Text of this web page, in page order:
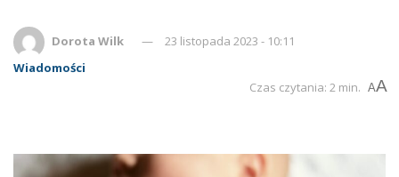
Dorota Wilk
23 listopada 2023 - 10:11
Wiadomości
Czas czytania: 2 min. AA